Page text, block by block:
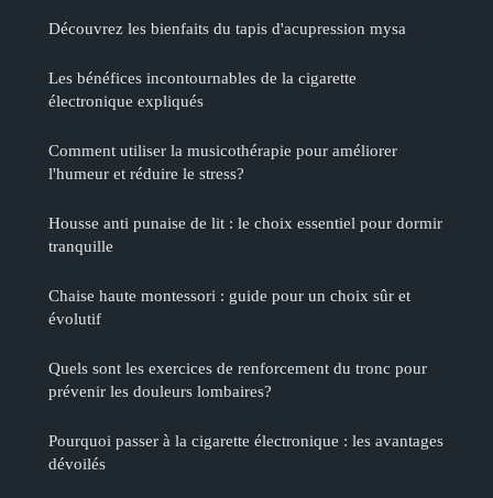
Découvrez les bienfaits du tapis d'acupression mysa
Les bénéfices incontournables de la cigarette
électronique expliqués
Comment utiliser la musicothérapie pour améliorer
l'humeur et réduire le stress?
Housse anti punaise de lit : le choix essentiel pour dormir
tranquille
Chaise haute montessori : guide pour un choix sûr et
évolutif
Quels sont les exercices de renforcement du tronc pour
prévenir les douleurs lombaires?
Pourquoi passer à la cigarette électronique : les avantages
dévoilés